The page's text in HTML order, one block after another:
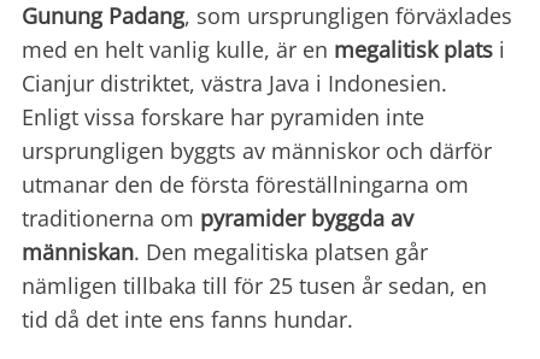
Gunung Padang, som ursprungligen förväxlades
med en helt vanlig kulle, är en megalitisk plats i
Cianjur distriktet, västra Java i Indonesien.
Enligt vissa forskare har pyramiden inte
ursprungligen byggts av människor och därför
utmanar den de första föreställningarna om
traditionerna om pyramider byggda av
människan. Den megalitiska platsen går
nämligen tillbaka till för 25 tusen år sedan, en
tid då det inte ens fanns hundar.